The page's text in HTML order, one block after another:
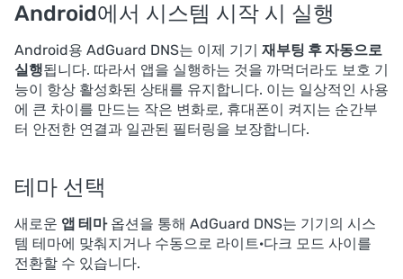
Android에서 시스템 시작 시 실행
Android용 AdGuard DNS는 이제 기기 재부팅 후 자동으로
실행됩니다. 따라서 앱을 실행하는 것을 까먹더라도 보호 기
능이 항상 활성화된 상태를 유지합니다. 이는 일상적인 사용
에 큰 차이를 만드는 작은 변화로, 휴대폰이 켜지는 순간부
터 안전한 연결과 일관된 필터링을 보장합니다.
테마 선택
새로운 앱 테마옵션을 통해 AdGuard DNS는 기기의 시스
템 테마에 맞춰지거나 수동으로 라이트·다크 모드 사이를
전환할 수 있습니다.